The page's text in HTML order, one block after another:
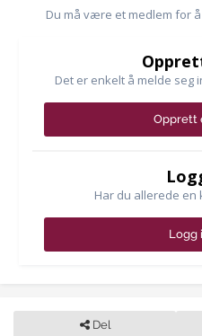
Du må være et medlem for
Det er enkelt å melde seg
Opprett
Har du allerede en
Logg
Del